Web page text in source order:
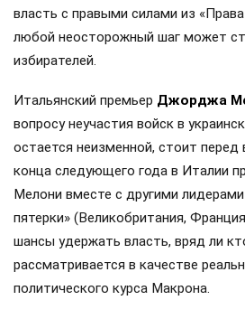
власть с правыми силами из
любой неосторожный шаг может
избирателей.
Итальянский премьер Джорджа
вопросу неучастия войск в
остается неизменной, стоит
конца следующего года в Италии
Мелони вместе с другими лидерами
пятерки» (Великобритания,
шансы удержать власть, вряд ли
рассматривается в качестве
политического курса Макрона.